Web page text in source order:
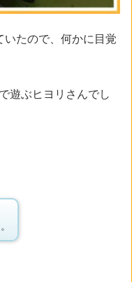
いたので、何かに目覚
遊ぶヒヨリさんでし